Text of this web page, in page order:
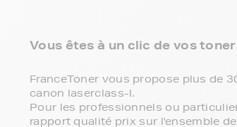
Vous êtes à un clic de vos
FranceToner vous propose plus de
canon laserclass-l.
Pour les professionnels ou
rapport qualité prix sur l'ensemble